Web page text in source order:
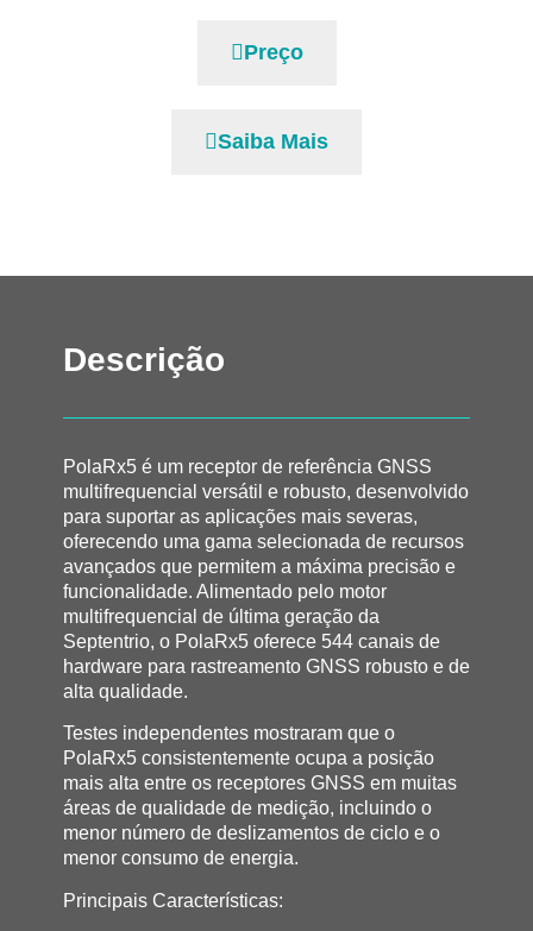
Preço
Saiba Mais
Descrição
PolaRx5 é um receptor de referência GNSS
multifrequencial versátil e robusto, desenvolvido
para suportar as aplicações mais severas,
oferecendo uma gama selecionada de recursos
avançados que permitem a máxima precisão e
funcionalidade. Alimentado pelo motor
multifrequencial de última geração da
Septentrio, o PolaRx5 oferece 544 canais de
hardware para rastreamento GNSS robusto e de
alta qualidade.
Testes independentes mostraram que o
PolaRx5 consistentemente ocupa a posição
mais alta entre os receptores GNSS em muitas
áreas de qualidade de medição, incluindo o
menor número de deslizamentos de ciclo e o
menor consumo de energia.
Principais Características: